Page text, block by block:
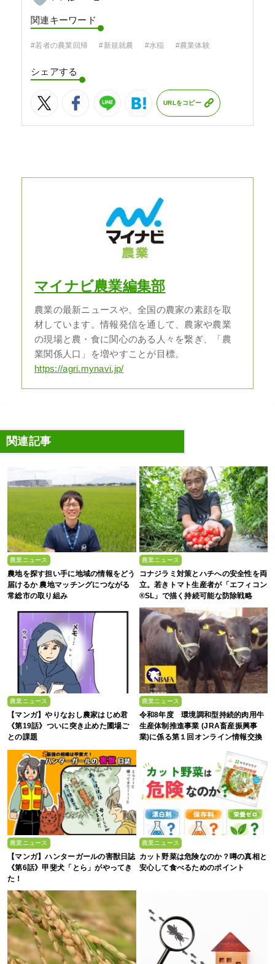
関連キーワード
#若者の農業回帰 #新規就農 #水稲 #農業体験
シェアする
URLをコピー
マイナビ農業編集部
農業の最新ニュースや、全国の農家の素顔を取
材しています。情報発信を通して、農家や農業
の現場と農・食に関心のある人々を繋ぎ、「農
業関係人口」を増やすことが目標。
https://agri.mynavi.jp/
関連記事
農業ニュース
農地を探す担い手に地域の情報をどう
届けるか 農地マッチングにつながる
常総市の取り組み
農業ニュース
コナジラミ対策とハチへの安全性を両
立。若きトマト生産者が「エフィコン
®SL」で描く持続可能な防除戦略
農業ニュース
【マンガ】やりなおし農家はじめ君
《第19話》ついに突き止めた圃場ご
との課題
農業ニュース
令和8年度 環境調和型持続的肉用牛
生産体制推進事業 (JRA畜産振興事
業)に係る第１回オンライン情報交換
農業ニュース
【マンガ】ハンターガールの害獣日誌
《第6話》甲斐犬「とら」がやってき
た！
農業ニュース
カット野菜は危険なのか？噂の真相と
安心して食べるためのポイント